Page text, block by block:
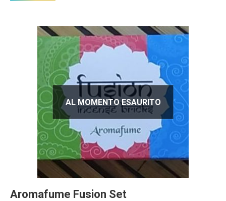
AL MOMENTO ESAURITO
Aromafume Fusion Set